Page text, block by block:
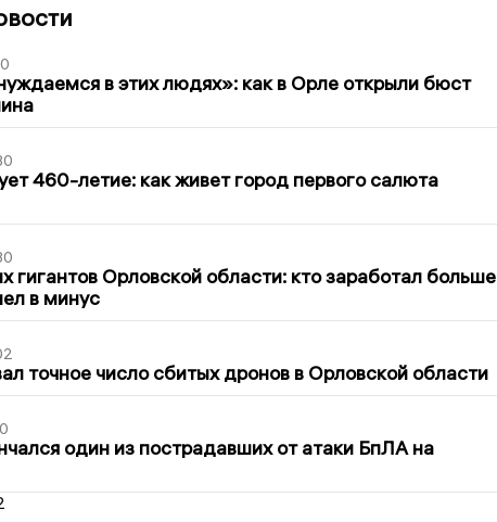
в этих людях»: как в Орле открыли бюст
460-летие: как живет город первого салюта
гигантов Орловской области: кто заработал больше
в минус
точное число сбитых дронов в Орловской области
один из пострадавших от атаки БпЛА на